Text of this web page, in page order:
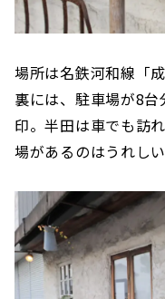
場所は名鉄河和線「
裏には、駐車場が8
印。半田は車でも訪
場があるのはうれし